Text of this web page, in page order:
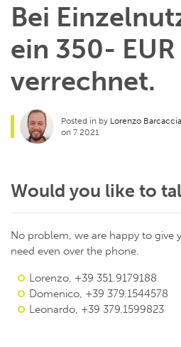
Bei
ein 350-
verrechnet.
Posted in by Lorenzo Barcaccia
on 7 2021
Would you like to
No problem, we are happy to give
need even over the phone.
Lorenzo, +39 351.9179188
Domenico, +39 379.1544578
Leonardo, +39 379.1599823